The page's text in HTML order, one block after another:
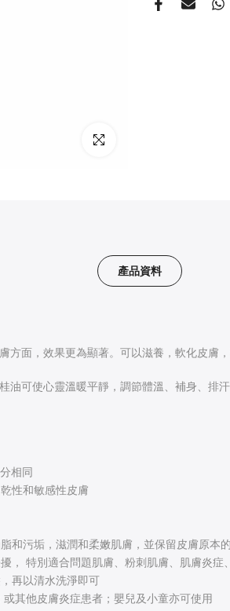
點擊放大
產品資料
面，效果更為顯著。可以滋養，軟化皮膚
可使心靈溫暖平靜，調節體溫、補身、
相同
性和敏感性皮膚
和污垢，滋潤和柔嫩肌膚，並保留皮膚原
， 特別適合問題肌膚、粉刺肌膚、肌膚炎症
再以清水洗淨即可
其他皮膚炎症患者；嬰兒及小童亦可使用